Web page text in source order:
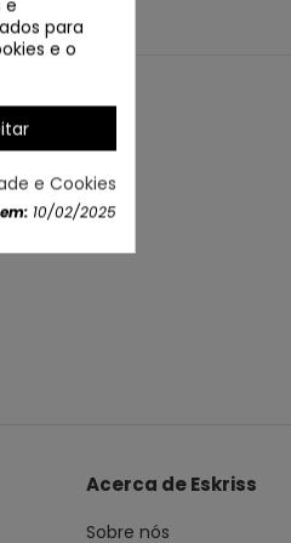
Acerca de Eskriss
Sobre nós
para
e o
e Cookies
10/02/2025